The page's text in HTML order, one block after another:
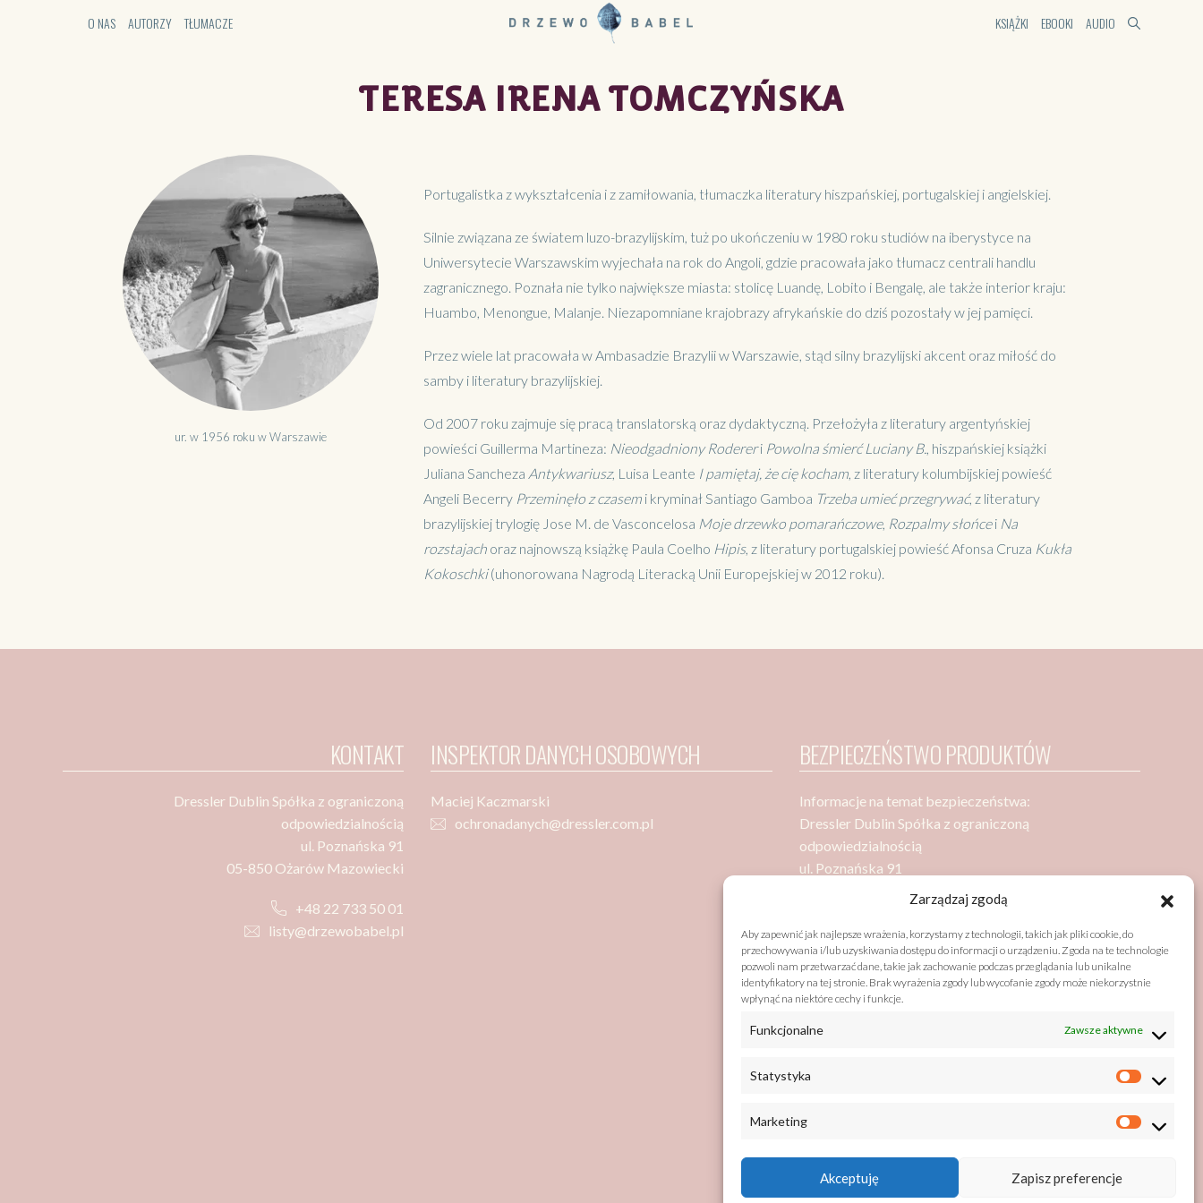
Zarządzaj zgodą
Aby zapewnić jak najlepsze wrażenia, korzystamy z technologii, takich jak pliki cookie, do
przechowywania i/lub uzyskiwania dostępu do informacji o urządzeniu. Zgoda na te technologie
pozwoli nam przetwarzać dane, takie jak zachowanie podczas przeglądania lub unikalne
identyfikatory na tej stronie. Brak wyrażenia zgody lub wycofanie zgody może niekorzystnie
wpłynąć na niektóre cechy i funkcje.
Funkcjonalne Zawsze aktywne
Statystyka
Marketing
Akceptuję Zapisz preferencje
O NAS AUTORZY TŁUMACZE KSIĄŻKI EBOOKI AUDIO
TERESA IRENA TOMCZYŃSKA
ur. w 1956 roku w Warszawie
Portugalistka z wykształcenia i z zamiłowania, tłumaczka literatury hiszpańskiej, portugalskiej i angielskiej.
Silnie związana ze światem luzo-brazylijskim, tuż po ukończeniu w 1980 roku studiów na iberystyce na
Uniwersytecie Warszawskim wyjechała na rok do Angoli, gdzie pracowała jako tłumacz centrali handlu
zagranicznego. Poznała nie tylko największe miasta: stolicę Luandę, Lobito i Bengalę, ale także interior kraju:
Huambo, Menongue, Malanje. Niezapomniane krajobrazy afrykańskie do dziś pozostały w jej pamięci.
Przez wiele lat pracowała w Ambasadzie Brazylii w Warszawie, stąd silny brazylijski akcent oraz miłość do
samby i literatury brazylijskiej.
Od 2007 roku zajmuje się pracą translatorską oraz dydaktyczną. Przełożyła z literatury argentyńskiej
powieści Guillerma Martineza: Nieodgadniony Rodereri Powolna śmierć Luciany B., hiszpańskiej książki
Juliana Sancheza Antykwariusz, Luisa Leante I pamiętaj, że cię kocham, z literatury kolumbijskiej powieść
Angeli Becerry Przeminęło z czasem i kryminał Santiago Gamboa Trzeba umieć przegrywać, z literatury
brazylijskiej trylogię Jose M. de Vasconcelosa Moje drzewko pomarańczowe, Rozpalmy słońcei Na
rozstajach oraz najnowszą książkę Paula Coelho Hipis, z literatury portugalskiej powieść Afonsa Cruza Kukła
Kokoschki(uhonorowana Nagrodą Literacką Unii Europejskiej w 2012 roku).
KONTAKT
Dressler Dublin Spółka z ograniczoną
odpowiedzialnością
ul. Poznańska 91
05-850 Ożarów Mazowiecki
+48 22 733 50 01
listy@drzewobabel.pl
INSPEKTOR DANYCH OSOBOWYCH
Maciej Kaczmarski
ochronadanych@dressler.com.pl
BEZPIECZEŃSTWO PRODUKTÓW
Informacje na temat bezpieczeństwa:
Dressler Dublin Spółka z ograniczoną
odpowiedzialnością
ul. Poznańska 91
05-850 Ożarów Mazowiecki
Bezpieczeństwo zgodne z GPSR (General Product
Safety Regulation)